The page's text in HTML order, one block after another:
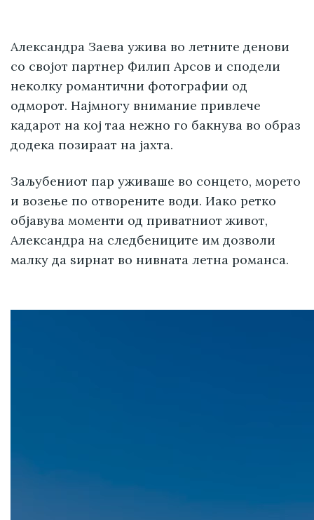
Александра Заева ужива во летните денови
со својот партнер Филип Арсов и сподели
неколку романтични фотографии од
одморот. Најмногу внимание привлече
кадарот на кој таа нежно го бакнува во образ
додека позираат на јахта.
Заљубениот пар уживаше во сонцето, морето
и возење по отворените води. Иако ретко
објавува моменти од приватниот живот,
Александра на следбениците им дозволи
малку да ѕирнат во нивната летна романса.